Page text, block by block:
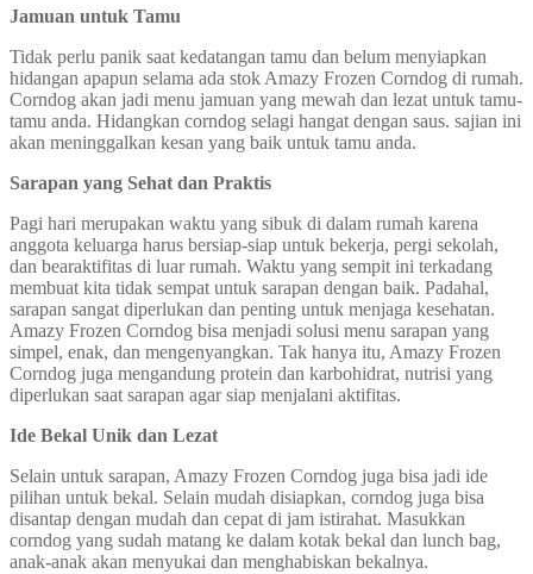
Jamuan untuk Tamu
Tidak perlu panik saat kedatangan tamu dan belum menyiapkan
hidangan apapun selama ada stok Amazy Frozen Corndog di rumah.
Corndog akan jadi menu jamuan yang mewah dan lezat untuk tamu-
tamu anda. Hidangkan corndog selagi hangat dengan saus. sajian ini
akan meninggalkan kesan yang baik untuk tamu anda.
Sarapan yang Sehat dan Praktis
Pagi hari merupakan waktu yang sibuk di dalam rumah karena
anggota keluarga harus bersiap-siap untuk bekerja, pergi sekolah,
dan bearaktifitas di luar rumah. Waktu yang sempit ini terkadang
membuat kita tidak sempat untuk sarapan dengan baik. Padahal,
sarapan sangat diperlukan dan penting untuk menjaga kesehatan.
Amazy Frozen Corndog bisa menjadi solusi menu sarapan yang
simpel, enak, dan mengenyangkan. Tak hanya itu, Amazy Frozen
Corndog juga mengandung protein dan karbohidrat, nutrisi yang
diperlukan saat sarapan agar siap menjalani aktifitas.
Ide Bekal Unik dan Lezat
Selain untuk sarapan, Amazy Frozen Corndog juga bisa jadi ide
pilihan untuk bekal. Selain mudah disiapkan, corndog juga bisa
disantap dengan mudah dan cepat di jam istirahat. Masukkan
corndog yang sudah matang ke dalam kotak bekal dan lunch bag,
anak-anak akan menyukai dan menghabiskan bekalnya.